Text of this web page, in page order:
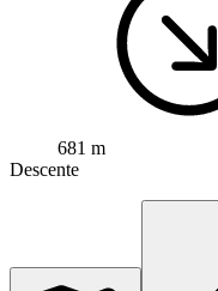
681 m
Descente